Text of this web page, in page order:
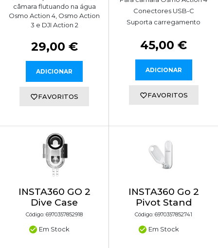
câmara flutuando na água
Osmo Action 4, Osmo Action
3 e DJI Action 2
29,00 €
ADICIONAR
FAVORITOS
Conectores USB-C
Suporta carregamento
45,00 €
ADICIONAR
FAVORITOS
INSTA360 GO 2
Dive Case
Código: 6970357852918
Em Stock
INSTA360 Go 2
Pivot Stand
Código: 6970357852741
Em Stock